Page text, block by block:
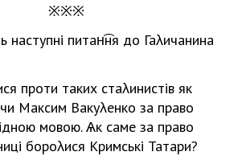
※※※
питан͡ня до Гаλичанина
проти таких стаλинистів як
Максим Вакуλенко за право
мовою. Ѧк саме за право
бороλися Кримські Татари?